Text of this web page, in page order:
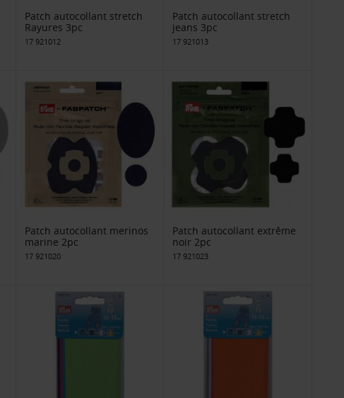
Patch autocollant stretch
Rayures 3pc
17 921012
Patch autocollant stretch
jeans 3pc
17 921013
Patch autocollant merinos
marine 2pc
17 921020
Patch autocollant extrême
noir 2pc
17 921023